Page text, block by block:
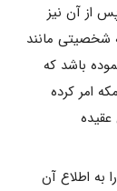
از آن نیز
شخصیتی مانند
باشد که
امر کرده
به اطلاع آن